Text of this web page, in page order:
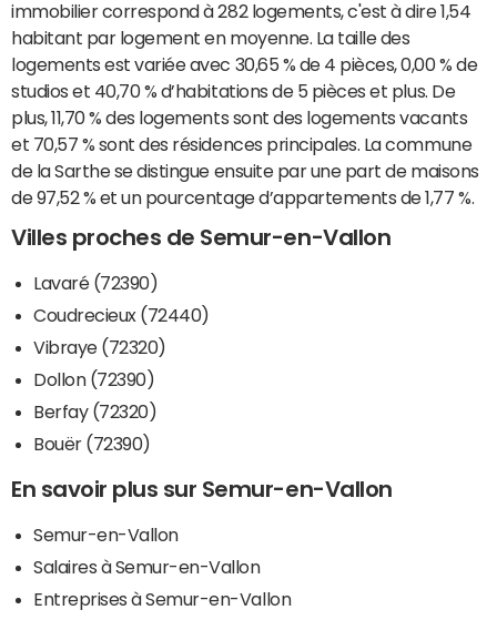
immobilier correspond à 282 logements, c'est à dire 1,54
habitant par logement en moyenne. La taille des
logements est variée avec 30,65 % de 4 pièces, 0,00 % de
studios et 40,70 % d’habitations de 5 pièces et plus. De
plus, 11,70 % des logements sont des logements vacants
et 70,57 % sont des résidences principales. La commune
de la Sarthe se distingue ensuite par une part de maisons
de 97,52 % et un pourcentage d’appartements de 1,77 %.
Villes proches de Semur-en-Vallon
Lavaré (72390)
Coudrecieux (72440)
Vibraye (72320)
Dollon (72390)
Berfay (72320)
Bouër (72390)
En savoir plus sur Semur-en-Vallon
Semur-en-Vallon
Salaires à Semur-en-Vallon
Entreprises à Semur-en-Vallon